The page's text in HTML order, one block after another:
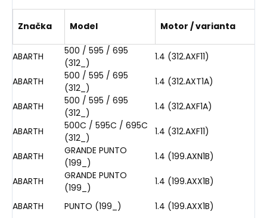
Značka Model Motor / varianta
ABARTH
500 / 595 / 695
(312_)
1.4 (312.AXF11)
ABARTH
500 / 595 / 695
(312_)
1.4 (312.AXT1A)
ABARTH
500 / 595 / 695
(312_)
1.4 (312.AXF1A)
ABARTH
500C / 595C / 695C
(312_)
1.4 (312.AXF11)
ABARTH
GRANDE PUNTO
(199_)
1.4 (199.AXN1B)
ABARTH
GRANDE PUNTO
(199_)
1.4 (199.AXX1B)
ABARTH PUNTO (199_) 1.4 (199.AXX1B)